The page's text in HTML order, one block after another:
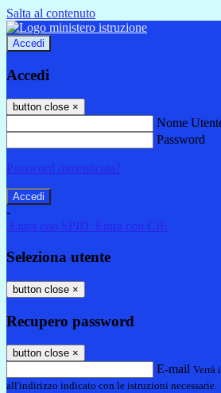
Salta al contenuto
Accedi
Accedi
button close ×
Nome
Password
Password dimenticata?
-
Entra con SPID
Entra con CIE
Seleziona utente
button close ×
Recupero password
button close ×
E-mail Verrà
all'indirizzo indicato con le istruzioni necessarie.